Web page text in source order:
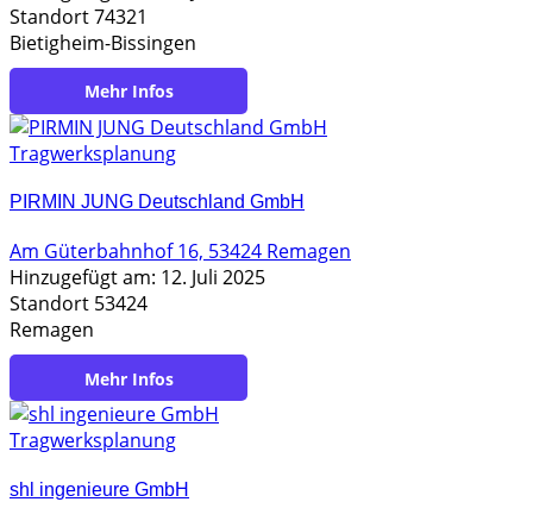
Standort 74321
Bietigheim-Bissingen
https://www.paul-generalplaner.de/
Tragwerksplanung
PIRMIN JUNG Deutschland GmbH
Am Güterbahnhof 16, 53424 Remagen
Hinzugefügt am: 12. Juli 2025
Standort 53424
Remagen
https://www.pirminjung.de/
Tragwerksplanung
shl ingenieure GmbH